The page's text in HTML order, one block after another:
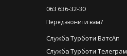
063 636-32-30
Передзвонити вам?
Служба Турботи ВатсАп
Служба Турботи Телеграм